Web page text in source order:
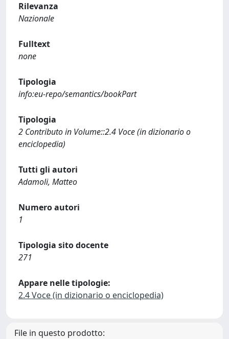
Rilevanza
Nazionale
Fulltext
none
Tipologia
info:eu-repo/semantics/bookPart
Tipologia
2 Contributo in Volume::2.4 Voce (in dizionario o
enciclopedia)
Tutti gli autori
Adamoli, Matteo
Numero autori
1
Tipologia sito docente
271
Appare nelle tipologie:
2.4 Voce (in dizionario o enciclopedia)
File in questo prodotto: